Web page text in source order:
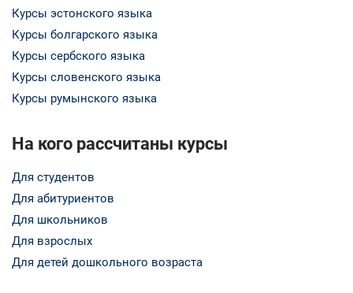
Курсы эстонского языка
Курсы болгарского языка
Курсы сербского языка
Курсы словенского языка
Курсы румынского языка
На кого рассчитаны курсы
Для студентов
Для абитуриентов
Для школьников
Для взрослых
Для детей дошкольного возраста